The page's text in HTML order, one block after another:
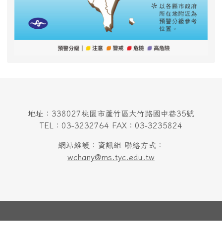
地址：338027桃園市蘆竹區大竹路國中巷35號
TEL：03-3232764 FAX：03-3235824
網站維護：資訊組 聯絡方式：
wchany@ms.tyc.edu.tw